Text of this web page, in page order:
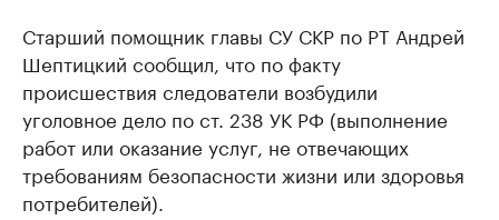
Старший помощник главы СУ СКР по РТ Андрей
Шептицкий сообщил, что по факту
происшествия следователи возбудили
уголовное дело по ст. 238 УК РФ (выполнение
работ или оказание услуг, не отвечающих
требованиям безопасности жизни или здоровья
потребителей).